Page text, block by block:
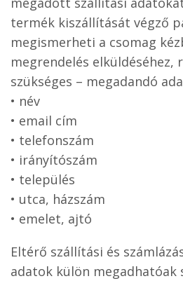
termék kiszállítását végző
megismerheti a csomag
megrendelés elküldéséhez,
szükséges – megadandó
• név
• email cím
• telefonszám
• irányítószám
• település
• utca, házszám
• emelet, ajtó
Eltérő szállítási és
adatok külön megadhatóak